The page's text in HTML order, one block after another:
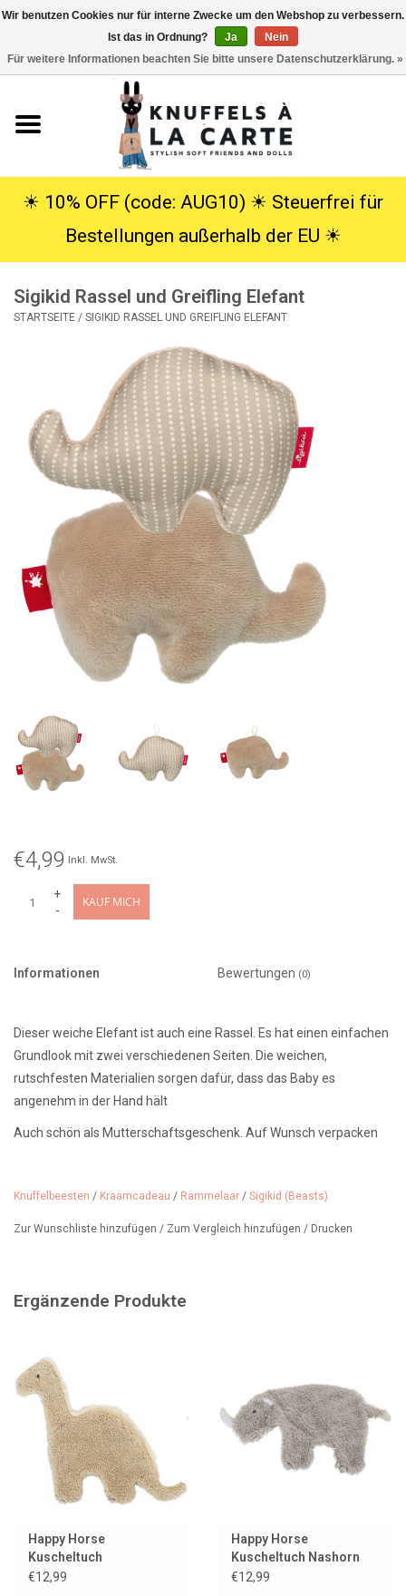
Kuscheltiere
SALE
Lookbooks
☀︎ 10% OFF (code: AUG10) ☀︎ Steuerfrei für
Bestellungen außerhalb der EU ☀︎
Sigikid Rassel und Greifling Elefant
STARTSEITE / SIGIKID RASSEL UND GREIFLING ELEFANT
€4,99 Inkl. MwSt.
+
-
KAUF MICH
Informationen Bewertungen (0)
Dieser weiche Elefant ist auch eine Rassel. Es hat einen einfachen
Grundlook mit zwei verschiedenen Seiten. Die weichen,
rutschfesten Materialien sorgen dafür, dass das Baby es
angenehm in der Hand hält
Auch schön als Mutterschaftsgeschenk. Auf Wunsch verpacken
Knuffelbeesten / Kraamcadeau / Rammelaar / Sigikid (Beasts)
Zur Wunschliste hinzufügen / Zum Vergleich hinzufügen / Drucken
Ergänzende Produkte
Happy Horse
Kuscheltuch
Dinosaurier Dingo
€12,99
Happy Horse
Kuscheltuch Nashorn
Rufus
€12,99
Wir benutzen Cookies nur für interne Zwecke um den Webshop zu verbessern.
Ist das in Ordnung?
Ja
Nein
Für weitere Informationen beachten Sie bitte unsere Datenschutzerklärung. »